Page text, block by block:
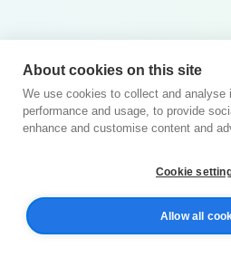
سياسة الخصوصية
About cookies on this site
We use cookies to collect and analyse
performance and usage, to provide
enhance and customise content and
Cookie
Allow all